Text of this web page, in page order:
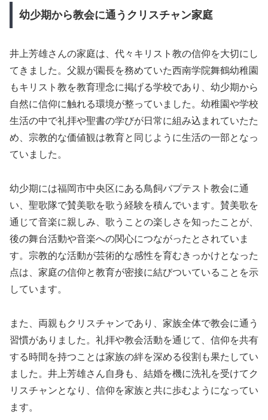
幼少期から教会に通うクリスチャン家庭
井上芳雄さんの家庭は、代々キリスト教の信仰を大切にし
てきました。父親が園長を務めていた西南学院舞鶴幼稚園
もキリスト教を教育理念に掲げる学校であり、幼少期から
自然に信仰に触れる環境が整っていました。幼稚園や学校
生活の中で礼拝や聖書の学びが日常に組み込まれていたた
め、宗教的な価値観は教育と同じように生活の一部となっ
ていました。
幼少期には福岡市中央区にある鳥飼バプテスト教会に通
い、聖歌隊で賛美歌を歌う経験を積んでいます。賛美歌を
通じて音楽に親しみ、歌うことの楽しさを知ったことが、
後の舞台活動や音楽への関心につながったとされていま
す。宗教的な活動が芸術的な感性を育むきっかけとなった
点は、家庭の信仰と教育が密接に結びついていることを示
しています。
また、両親もクリスチャンであり、家族全体で教会に通う
習慣がありました。礼拝や教会活動を通じて、信仰を共有
する時間を持つことは家族の絆を深める役割も果たしてい
ました。井上芳雄さん自身も、結婚を機に洗礼を受けてク
リスチャンとなり、信仰を家族と共に歩むようになってい
ます。